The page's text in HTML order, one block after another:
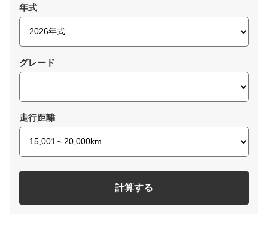
年式
グレード
走行距離
計算する